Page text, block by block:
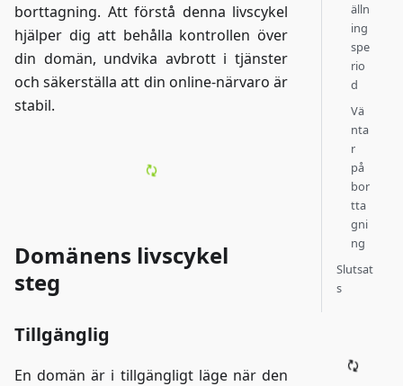
borttagning. Att förstå denna livscykel
hjälper dig att behålla kontrollen över
din domän, undvika avbrott i tjänster
och säkerställa att din online-närvaro är
stabil.
Domänens livscykel
steg
Tillgänglig
En domän är i tillgängligt läge när den
älln
ing
spe
rio
d
Vä
nta
r
på
bor
tta
gni
ng
Slutsat
s